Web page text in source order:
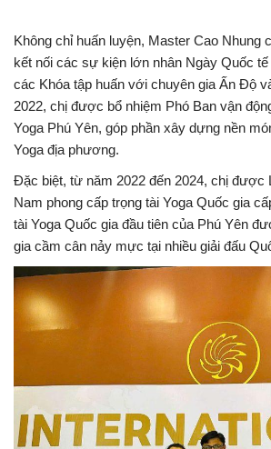
Không chỉ huấn luyện, Master Cao Nhung
kết nối các sự kiện lớn nhân Ngày Quốc tế
các Khóa tập huấn với chuyên gia Ấn Độ
2022, chị được bổ nhiệm Phó Ban vận
Yoga Phú Yên, góp phần xây dựng nền
Yoga địa phương.
Đặc biệt, từ năm 2022 đến 2024, chị được
Nam phong cấp trọng tài Yoga Quốc gia
tài Yoga Quốc gia đầu tiên của Phú Yên
gia cầm cân nảy mực tại nhiều giải đấu